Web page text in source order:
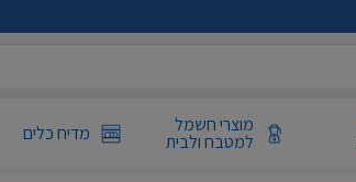
מוצרי חשמל
למטבח ולבית מדיח כלים